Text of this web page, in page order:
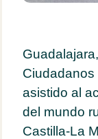
Ciudadanos
asistido al
del mundo
Castilla-La